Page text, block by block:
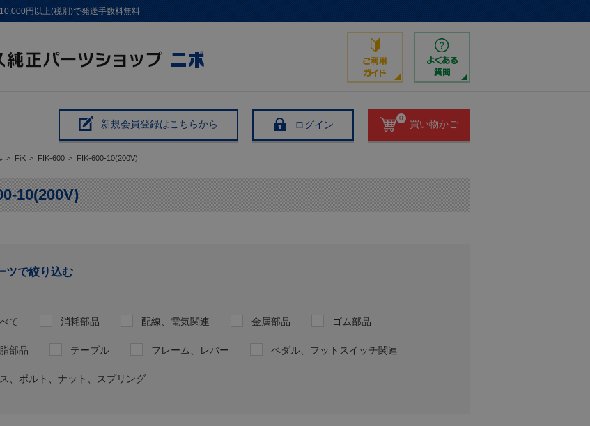
円以上(税別)で発送手数料無料
新規会員登録はこちらから ログイン
0
買い物かご
> FiK > FIK-600 > FIK-600-10(200V)
10(200V)
ツで絞り込む
て 消耗部品 配線、電気関連 金属部品 ゴム部品
部品 テーブル フレーム、レバー ペダル、フットスイッチ関連
、ボルト、ナット、スプリング